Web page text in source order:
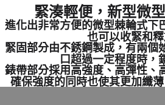
緊湊輕便，新型微
進化出非常方便的微型棘輪式下
也可以收緊和釋
緊固部分由不銹鋼製成，有兩個
口超過一定程度時，
錶帶部分採用高強度、高彈性、
確保強度的同時也使其更加纖